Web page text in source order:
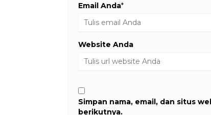
Email Anda*
Website Anda
Simpan nama, email, dan situs
berikutnya.